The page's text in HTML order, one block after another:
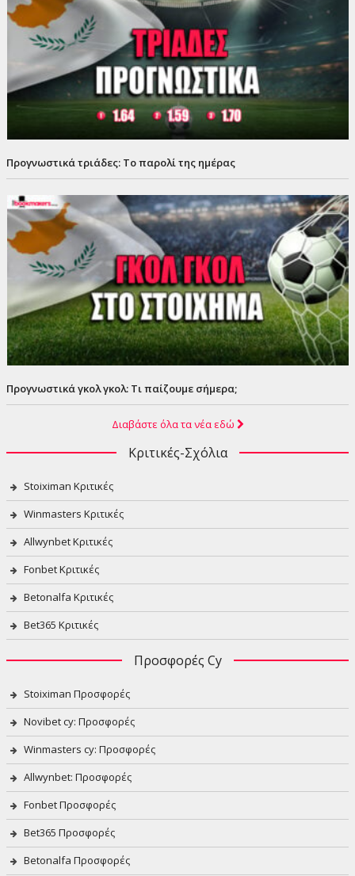
Προγνωστικά τριάδες: Το παρολί της ημέρας
Προγνωστικά γκολ γκολ: Τι παίζουμε σήμερα;
Διαβάστε όλα τα νέα εδώ
Κριτικές-Σχόλια
Stoiximan Κριτικές
Winmasters Κριτικές
Allwynbet Κριτικές
Fonbet Κριτικές
Betonalfa Κριτικές
Bet365 Κριτικές
Προσφορές Cy
Stoiximan Προσφορές
Novibet cy: Προσφορές
Winmasters cy: Προσφορές
Allwynbet: Προσφορές
Fonbet Προσφορές
Bet365 Προσφορές
Betonalfa Προσφορές